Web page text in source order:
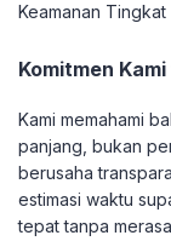
Keamanan Tingkat
Komitmen
Kami memahami
panjang, bukan
berusaha
estimasi waktu
tepat tanpa